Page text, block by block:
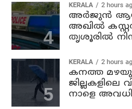
KERALA 2 hours
അര്‍ജുന്‍
അഖില്‍
തൃശൂരില്‍
KERALA 2 hours
കനത്ത മഴയും
ജില്ലകളിലെ
നാളെ അവധി